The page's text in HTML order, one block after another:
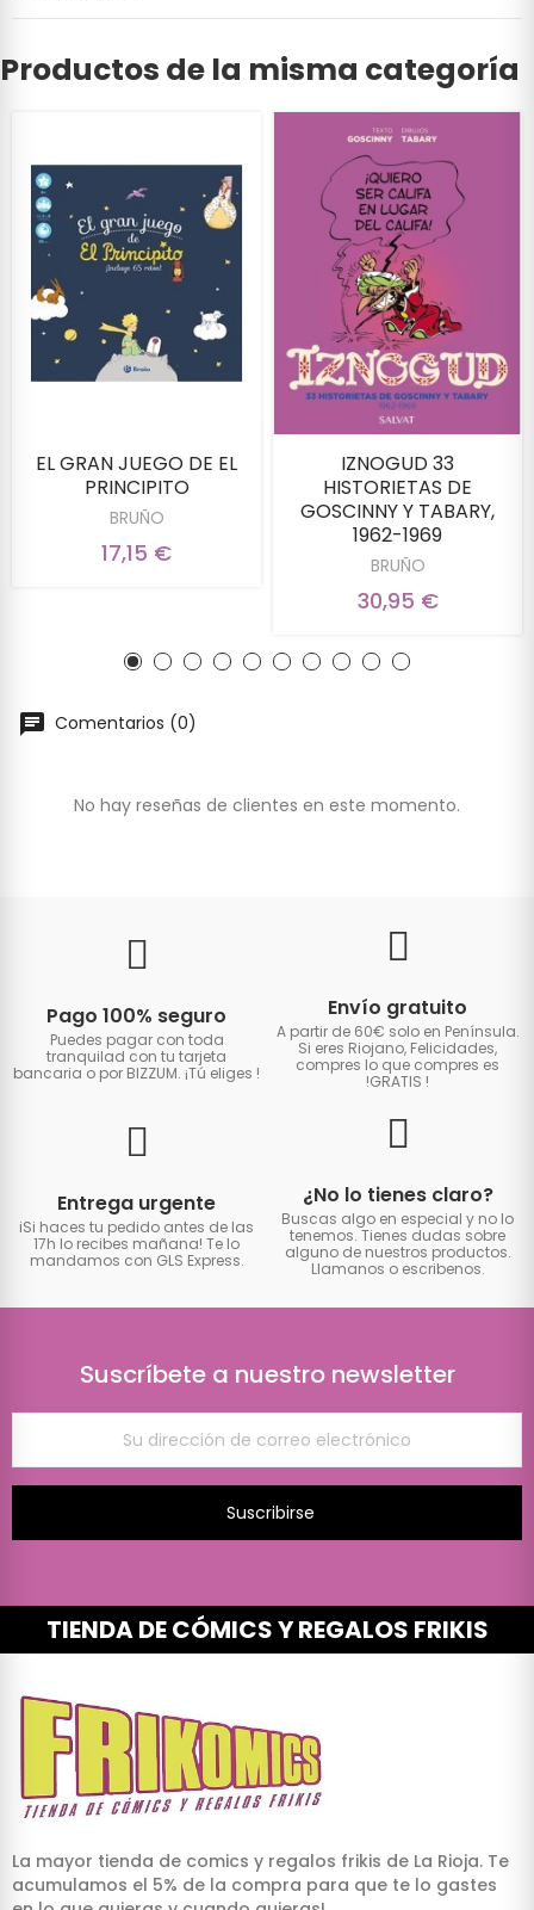
Productos de la misma categoría
EL GRAN JUEGO DE EL
PRINCIPITO
BRUÑO
17,15 €
IZNOGUD 33
HISTORIETAS DE
GOSCINNY Y TABARY,
1962-1969
BRUÑO
30,95 €
Comentarios (0)
No hay reseñas de clientes en este momento.
Pago 100% seguro
Puedes pagar con toda
tranquilad con tu tarjeta
bancaria o por BIZZUM. ¡Tú eliges !
Envío gratuito
A partir de 60€ solo en Península.
Si eres Riojano, Felicidades,
compres lo que compres es
!GRATIS !
Entrega urgente
iSi haces tu pedido antes de las
17h lo recibes mañana! Te lo
mandamos con GLS Express.
¿No lo tienes claro?
Buscas algo en especial y no lo
tenemos. Tienes dudas sobre
alguno de nuestros productos.
Llamanos o escribenos.
Suscríbete a nuestro newsletter
Suscribirse
TIENDA DE CÓMICS Y REGALOS FRIKIS
La mayor tienda de comics y regalos frikis de La Rioja. Te
acumulamos el 5% de la compra para que te lo gastes